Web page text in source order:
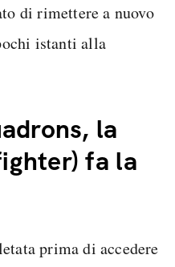
di rimettere a nuovo
istanti alla
la
fa la
prima di accedere